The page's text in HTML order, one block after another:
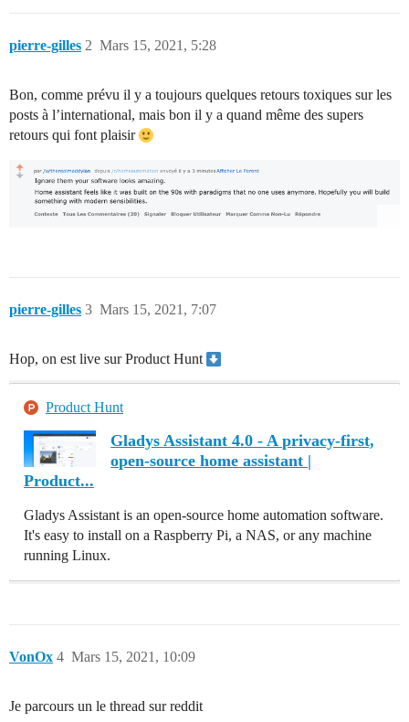
pierre-gilles Mars 15, 2021, 5:28
2
Bon, comme prévu il y a toujours quelques retours toxiques sur les
posts à l’international, mais bon il y a quand même des supers
retours qui font plaisir
pierre-gilles Mars 15, 2021, 7:07
3
Hop, on est live sur Product Hunt
Product Hunt
Gladys Assistant 4.0 - A privacy-first,
open-source home assistant |
Product...
Gladys Assistant is an open-source home automation software.
It's easy to install on a Raspberry Pi, a NAS, or any machine
running Linux.
VonOx Mars 15, 2021, 10:09
4
Je parcours un le thread sur reddit